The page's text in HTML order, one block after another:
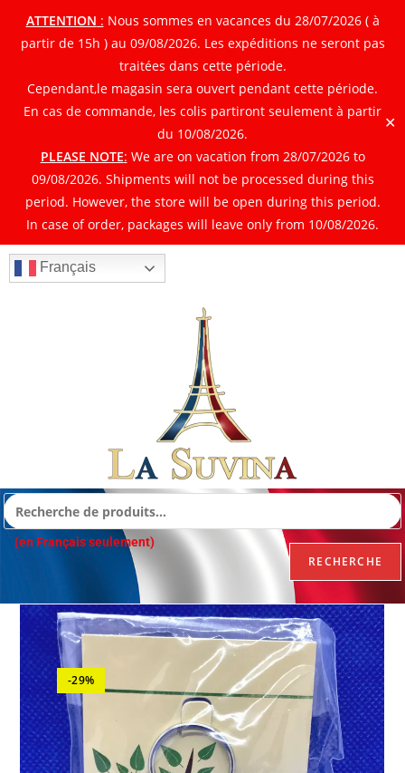
ATTENTION : Nous sommes en vacances du 28/07/2026 ( à
partir de 15h ) au 09/08/2026. Les expéditions ne seront pas
traitées dans cette période.
Cependant,le magasin sera ouvert pendant cette période.
En cas de commande, les colis partiront seulement à partir
du 10/08/2026.
PLEASE NOTE: We are on vacation from 28/07/2026 to
09/08/2026. Shipments will not be processed during this
period. However, the store will be open during this period.
In case of order, packages will leave only from 10/08/2026.
✕
Français
RECHERCHE
(en Français seulement)
-29%